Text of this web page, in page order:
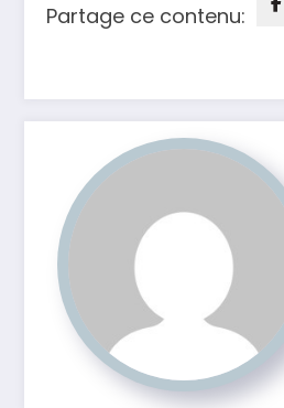
Partage ce contenu: